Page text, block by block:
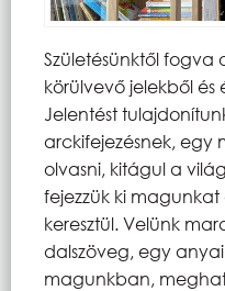
Születésünktől fogva
körülvevő jelekből és
Jelentést
arckifejezésnek, egy
olvasni, kitágul a
fejezzük ki
keresztül. Velünk
dalszöveg, egy
magunkban,